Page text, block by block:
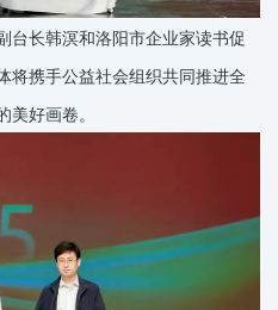
长韩溟和洛阳市企业家读书促
将携手公益社会组织共同推进全
好画卷。